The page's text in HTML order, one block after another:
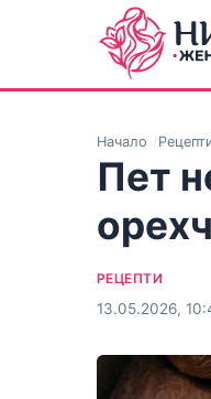
Начало
Пет
РЕЦЕПТИ
13.05.2026,